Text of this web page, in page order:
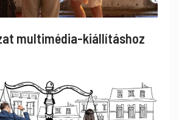
multimédia-kiállításhoz